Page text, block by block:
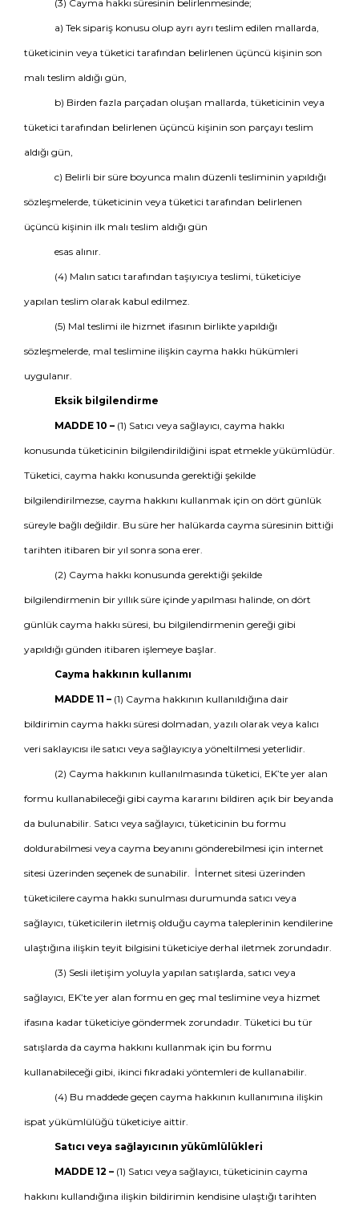
(3) Cayma hakkı süresinin belirlenmesinde;
a) Tek sipariş konusu olup ayrı ayrı teslim edilen mallarda,
tüketicinin veya tüketici tarafından belirlenen üçüncü kişinin son
malı teslim aldığı gün,
b) Birden fazla parçadan oluşan mallarda, tüketicinin veya
tüketici tarafından belirlenen üçüncü kişinin son parçayı teslim
aldığı gün,
c) Belirli bir süre boyunca malın düzenli tesliminin yapıldığı
sözleşmelerde, tüketicinin veya tüketici tarafından belirlenen
üçüncü kişinin ilk malı teslim aldığı gün
esas alınır.
(4) Malın satıcı tarafından taşıyıcıya teslimi, tüketiciye
yapılan teslim olarak kabul edilmez.
(5) Mal teslimi ile hizmet ifasının birlikte yapıldığı
sözleşmelerde, mal teslimine ilişkin cayma hakkı hükümleri
uygulanır.
Eksik bilgilendirme
MADDE 10 –(1) Satıcı veya sağlayıcı, cayma hakkı
konusunda tüketicinin bilgilendirildiğini ispat etmekle yükümlüdür.
Tüketici, cayma hakkı konusunda gerektiği şekilde
bilgilendirilmezse, cayma hakkını kullanmak için on dört günlük
süreyle bağlı değildir. Bu süre her halükarda cayma süresinin bittiği
tarihten itibaren bir yıl sonra sona erer.
(2) Cayma hakkı konusunda gerektiği şekilde
bilgilendirmenin bir yıllık süre içinde yapılması halinde, on dört
günlük cayma hakkı süresi, bu bilgilendirmenin gereği gibi
yapıldığı günden itibaren işlemeye başlar.
Cayma hakkının kullanımı
MADDE 11 –(1) Cayma hakkının kullanıldığına dair
bildirimin cayma hakkı süresi dolmadan, yazılı olarak veya kalıcı
veri saklayıcısı ile satıcı veya sağlayıcıya yöneltilmesi yeterlidir.
(2) Cayma hakkının kullanılmasında tüketici, EK’te yer alan
formu kullanabileceği gibi cayma kararını bildiren açık bir beyanda
da bulunabilir. Satıcı veya sağlayıcı, tüketicinin bu formu
doldurabilmesi veya cayma beyanını gönderebilmesi için internet
sitesi üzerinden seçenek de sunabilir. İnternet sitesi üzerinden
tüketicilere cayma hakkı sunulması durumunda satıcı veya
sağlayıcı, tüketicilerin iletmiş olduğu cayma taleplerinin kendilerine
ulaştığına ilişkin teyit bilgisini tüketiciye derhal iletmek zorundadır.
(3) Sesli iletişim yoluyla yapılan satışlarda, satıcı veya
sağlayıcı, EK’te yer alan formu en geç mal teslimine veya hizmet
ifasına kadar tüketiciye göndermek zorundadır. Tüketici bu tür
satışlarda da cayma hakkını kullanmak için bu formu
kullanabileceği gibi, ikinci fıkradaki yöntemleri de kullanabilir.
(4) Bu maddede geçen cayma hakkının kullanımına ilişkin
ispat yükümlülüğü tüketiciye aittir.
Satıcı veya sağlayıcının yükümlülükleri
MADDE 12 –(1) Satıcı veya sağlayıcı, tüketicinin cayma
hakkını kullandığına ilişkin bildirimin kendisine ulaştığı tarihten